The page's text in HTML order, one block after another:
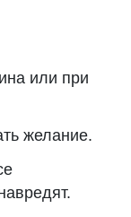
или при
желание.